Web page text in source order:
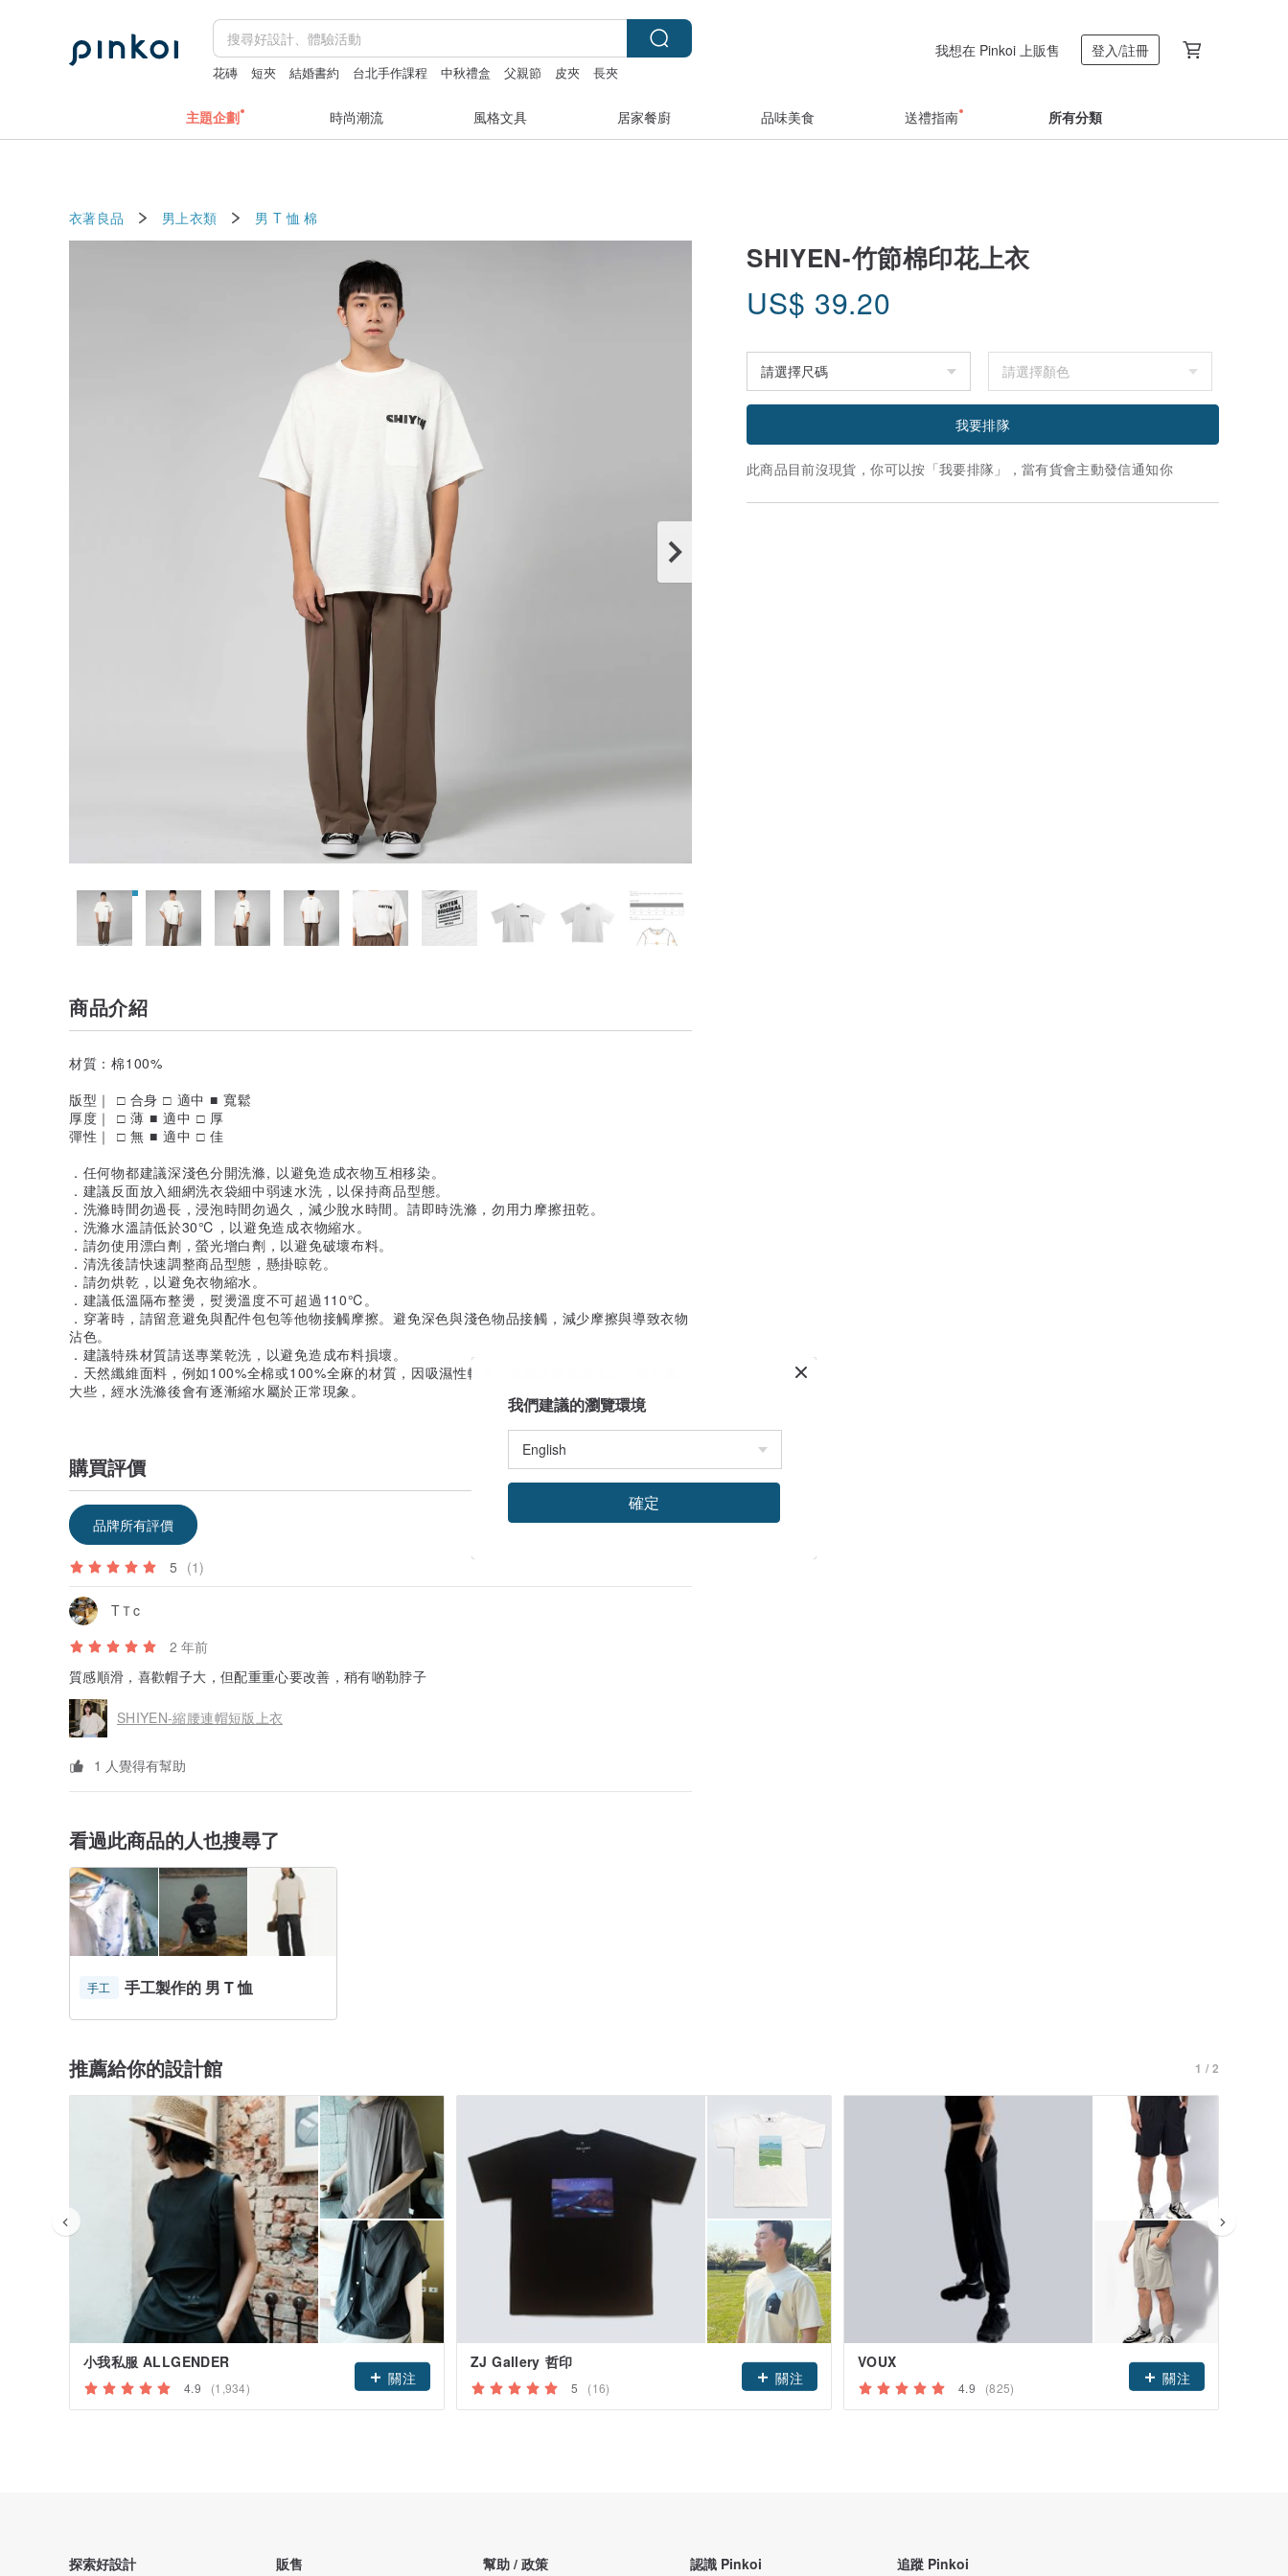
花磚 短夾 結婚書約 台北手作課程 中秋禮盒 父親節 皮夾 長夾
我想在 Pinkoi 上販售 登入/註冊
主題企劃 時尚潮流 風格文具 居家餐廚 品味美食 送禮指南 所有分類
衣著良品 男上衣類 男 T 恤 棉
SHIYEN-竹節棉印花上衣
US$ 39.20
我要排隊
此商品目前沒現貨，你可以按「我要排隊」，當有貨會主動發信通知你
商品介紹
材質：棉100%
版型｜ □ 合身 □ 適中 ■ 寬鬆
厚度｜ □ 薄 ■ 適中 □ 厚
彈性｜ □ 無 ■ 適中 □ 佳
．任何物都建議深淺色分開洗滌, 以避免造成衣物互相移染。
．建議反面放入細網洗衣袋細中弱速水洗，以保持商品型態。
．洗滌時間勿過長，浸泡時間勿過久，減少脫水時間。請即時洗滌，勿用力摩擦扭乾。
．洗滌水溫請低於30℃，以避免造成衣物縮水。
．請勿使用漂白劑，螢光增白劑，以避免破壞布料。
．清洗後請快速調整商品型態，懸掛晾乾。
．請勿烘乾，以避免衣物縮水。
．建議低溫隔布整燙，熨燙溫度不可超過110℃。
．穿著時，請留意避免與配件包包等他物接觸摩擦。避免深色與淺色物品接觸，減少摩擦與導致衣物
沾色。
．建議特殊材質請送專業乾洗，以避免造成布料損壞。
．天然纖維面料，例如100%全棉或100%全麻的材質，因吸濕性較大，故縮水率相應也比一般材質
大些，經水洗滌後會有逐漸縮水屬於正常現象。
購買評價
品牌所有評價
5 (1)
TＴc
2 年前
質感順滑，喜歡帽子大，但配重重心要改善，稍有啲勒脖子
SHIYEN-縮腰連帽短版上衣
1 人覺得有幫助
看過此商品的人也搜尋了
手工 手工製作的 男 T 恤
推薦給你的設計館 1 / 2
小我私服 ALLGENDER
4.9 (1,934)
關注
ZJ Gallery 哲印
5 (16)
關注
VOUX
4.9 (825)
關注
探索好設計 販售 幫助 / 政策 認識 Pinkoi 追蹤 Pinkoi
我們建議的瀏覽環境
確定